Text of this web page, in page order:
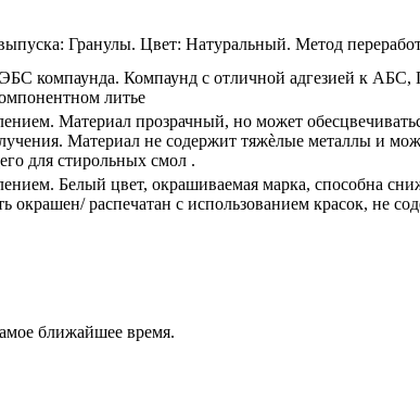
Гранулы. Цвет: Натуральный. Метод
компаунда. Компаунд с отличной адгезией к
литье
Материал прозрачный, но может
Материал не содержит тяжѐлые металлы и
для стирольных смол .
Белый цвет, окрашиваемая марка, способна
распечатан с использованием красок, не
ближайшее время.